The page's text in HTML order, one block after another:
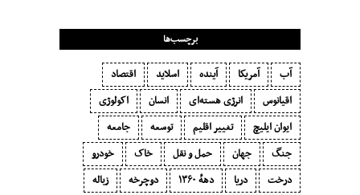
برچسب‌ها
آب آمریکا آینده اسلاید
اقتصاد
اقیانوس
انرژی هسته‌ای انسان
اکولوژی
ایوان ایلیچ
تغییر اقلیم توسعه
جامعه
جنگ
جهان حمل و نقل خاک
خودرو
درخت
دریا دههٔ ۱‍۳۶۰ دوچرخه
زباله